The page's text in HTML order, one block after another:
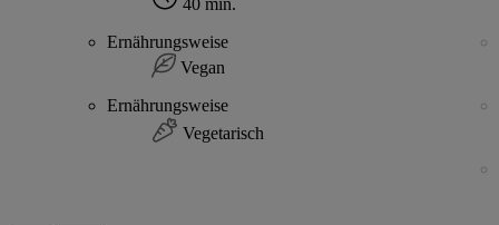
Ernährungsweise
Vegan
Ernährungsweise
Vegetarisch